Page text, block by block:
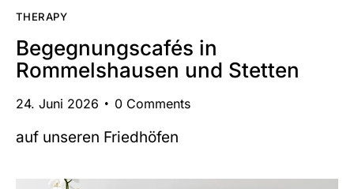
THERAPY
Begegnungscafés in
Rommelshausen und Stetten
24. Juni 2026 0 Comments
auf unseren Friedhöfen